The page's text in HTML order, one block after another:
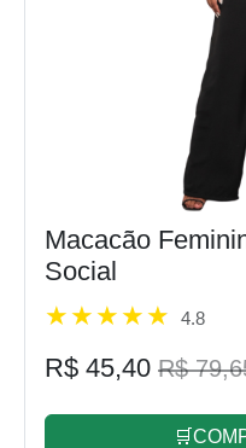
Macacão
Social
4.8
R$ 45,40 R$